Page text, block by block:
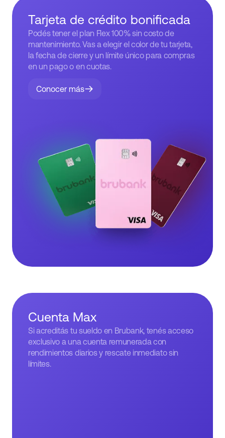
Tarjeta de crédito bonificada
Podés tener el plan Flex 100% sin costo de
mantenimiento. Vas a elegir el color de tu tarjeta,
la fecha de cierre y un límite único para compras
en un pago o en cuotas.
Conocer más
Cuenta Max
Si acreditás tu sueldo en Brubank, tenés acceso
exclusivo a una cuenta remunerada con
rendimientos diarios y rescate inmediato sin
límites.